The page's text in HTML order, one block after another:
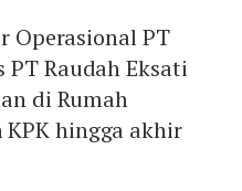
Operasional PT
Raudah Eksati
di Rumah
KPK hingga akhir